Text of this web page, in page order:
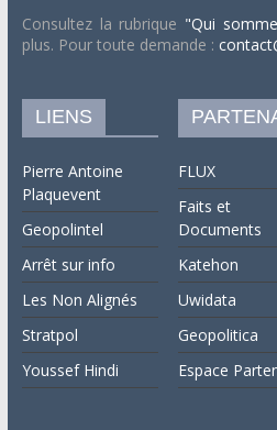
Consultez la rubrique "Qui
plus. Pour toute demande :
LIENS
Pierre Antoine
Plaquevent
Geopolintel
Arrêt sur info
Les Non Alignés
Stratpol
Youssef Hindi
FLUX
Faits et
Documents
Katehon
Uwidata
Geopolitica
Espace